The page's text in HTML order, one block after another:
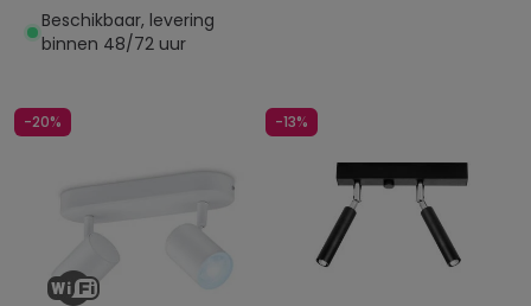
Beschikbaar, levering
binnen 48/72 uur
-20% -13%